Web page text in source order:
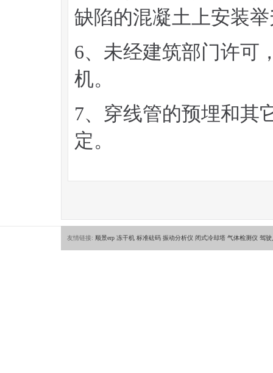
缺陷的混凝土上安装
6、未经建筑部门许可
机。
7、穿线管的预埋和其
定。
友情链接: 顺景erp 冻干机 标准砝码 振动分析仪 闭式冷却塔 气体检测仪 驾驶